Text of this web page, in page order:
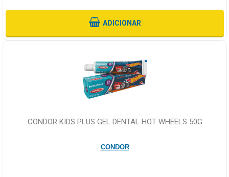
ADICIONAR
CONDOR KIDS PLUS GEL DENTAL HOT WHEELS 50G
CONDOR